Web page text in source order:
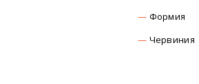
Формия
Червиния